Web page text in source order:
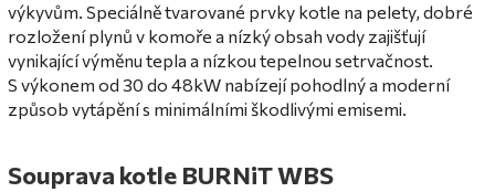
výkyvům. Speciálně tvarované prvky kotle na pelety, dobré
rozložení plynů v komoře a nízký obsah vody zajišťují
vynikající výměnu tepla a nízkou tepelnou setrvačnost.
S výkonem od 30 do 48kW nabízejí pohodlný a moderní
způsob vytápění s minimálními škodlivými emisemi.
Souprava kotle BURNiT WBS